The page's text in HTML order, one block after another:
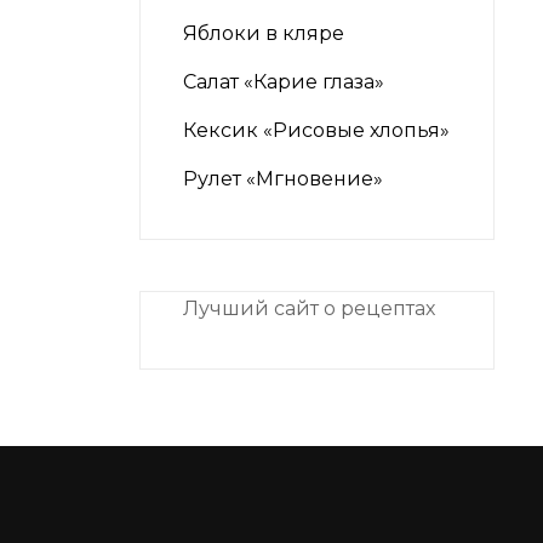
Яблоки в кляре
Салат «Карие глаза»
Кексик «Рисовые хлопья»
Рулет «Мгновение»
Лучший сайт о рецептах